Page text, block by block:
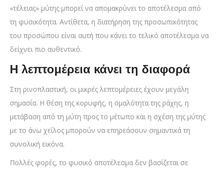
«τέλειας» μύτης μπορεί να απομακρύνει το αποτέλεσμα από
τη φυσικότητα. Αντίθετα, η διατήρηση της προσωπικότητας
του προσώπου είναι αυτή που κάνει το τελικό αποτέλεσμα να
δείχνει πιο αυθεντικό.
Η λεπτομέρεια κάνει τη διαφορά
Στη ρινοπλαστική, οι μικρές λεπτομέρειες έχουν μεγάλη
σημασία. Η θέση της κορυφής, η ομαλότητα της ράχης, η
μετάβαση από τη μύτη προς το μέτωπο και η σχέση της μύτης
με το άνω χείλος μπορούν να επηρεάσουν σημαντικά τη
συνολική εικόνα.
Πολλές φορές, το φυσικό αποτέλεσμα δεν βασίζεται σε